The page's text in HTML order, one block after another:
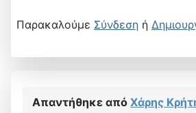
Παρακαλούμε Σύνδεση ή
Απαντήθηκε από Χάρης